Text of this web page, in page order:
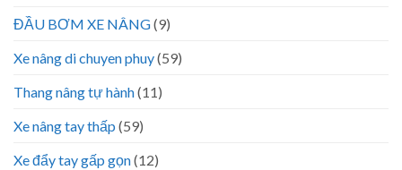
ĐẦU BƠM XE NÂNG(9)
Xe nâng di chuyen phuy(59)
Thang nâng tự hành(11)
Xe nâng tay thấp (59)
Xe đẩy tay gấp gọn(12)